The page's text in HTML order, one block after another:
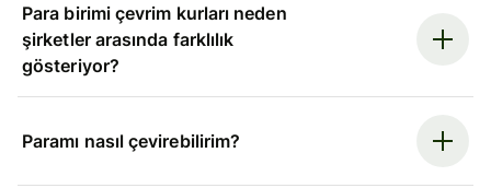
Para birimi çevrim kurları neden
şirketler arasında farklılık
gösteriyor?
Paramı nasıl çevirebilirim?